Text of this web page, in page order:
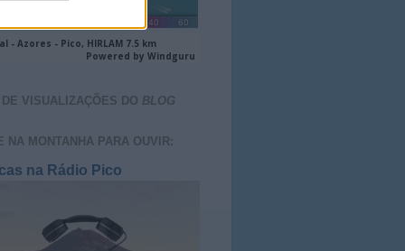
VISUALIZAÇÕES DO BLOG
NA MONTANHA PARA OUVIR:
na Rádio Pico